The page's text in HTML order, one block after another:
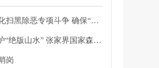
扎实开展深化扫黑除恶专项斗争 确保“全年全域平平安安、平平稳稳”——广东召开全省扫黑除恶专项斗争视频
“警察蓝”守护“绝版山水” 张家界国家森林公园景区派出所深化“生态警务”建设
岗